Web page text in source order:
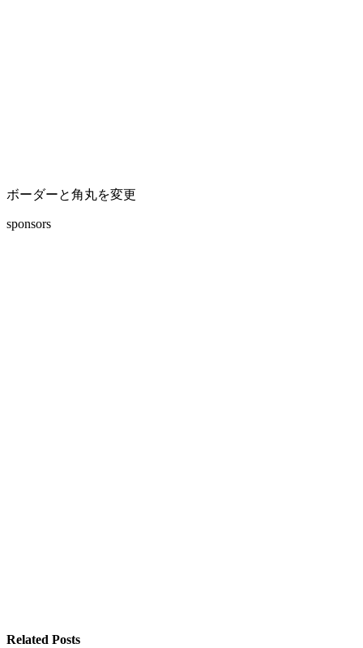
ボーダーと角丸を変更
sponsors
Related Posts